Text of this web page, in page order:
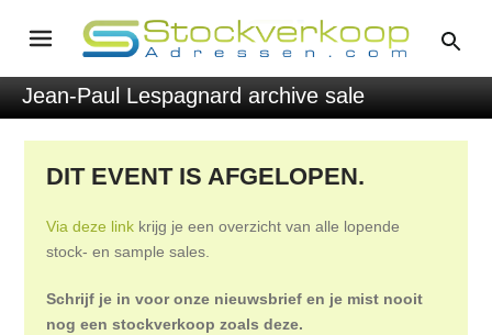
Jean-Paul Lespagnard archive sale
DIT EVENT IS AFGELOPEN.
Via deze link krijg je een overzicht van alle lopende
stock- en sample sales.
Schrijf je in voor onze nieuwsbrief en je mist nooit
nog een stockverkoop zoals deze.